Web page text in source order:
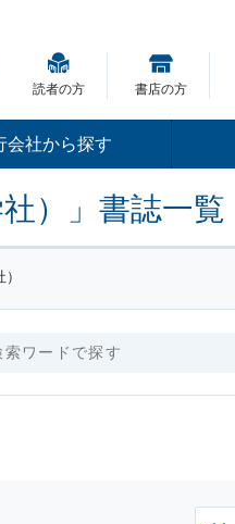
読者の方 書店の方
会社から探す
）」書誌一覧